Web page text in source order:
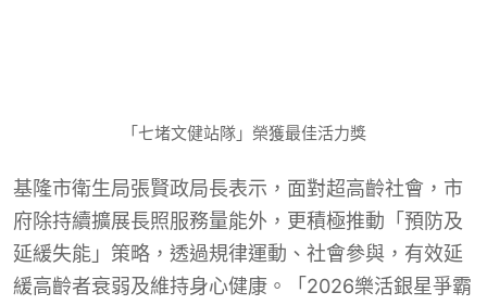
「七堵文健站隊」榮獲最佳活力獎
基隆市衛生局張賢政局長表示，面對超高齡社會，市
府除持續擴展長照服務量能外，更積極推動「預防及
延緩失能」策略，透過規律運動、社會參與，有效延
緩高齡者衰弱及維持身心健康。「2026樂活銀星爭霸